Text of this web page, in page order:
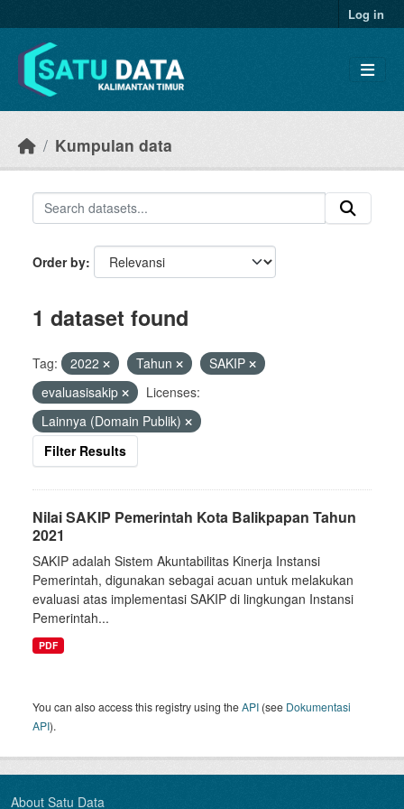
Log in
Kumpulan data
Order by
1 dataset found
Tag: 2022 Tahun
SAKIP
evaluasisakip
Licenses:
Lainnya (Domain Publik)
Filter Results
Nilai SAKIP Pemerintah Kota Balikpapan Tahun
2021
SAKIP adalah Sistem Akuntabilitas Kinerja Instansi
Pemerintah, digunakan sebagai acuan untuk melakukan
evaluasi atas implementasi SAKIP di lingkungan Instansi
Pemerintah...
PDF
You can also access this registry using theAPI (see Dokumentasi
API).
About Satu Data